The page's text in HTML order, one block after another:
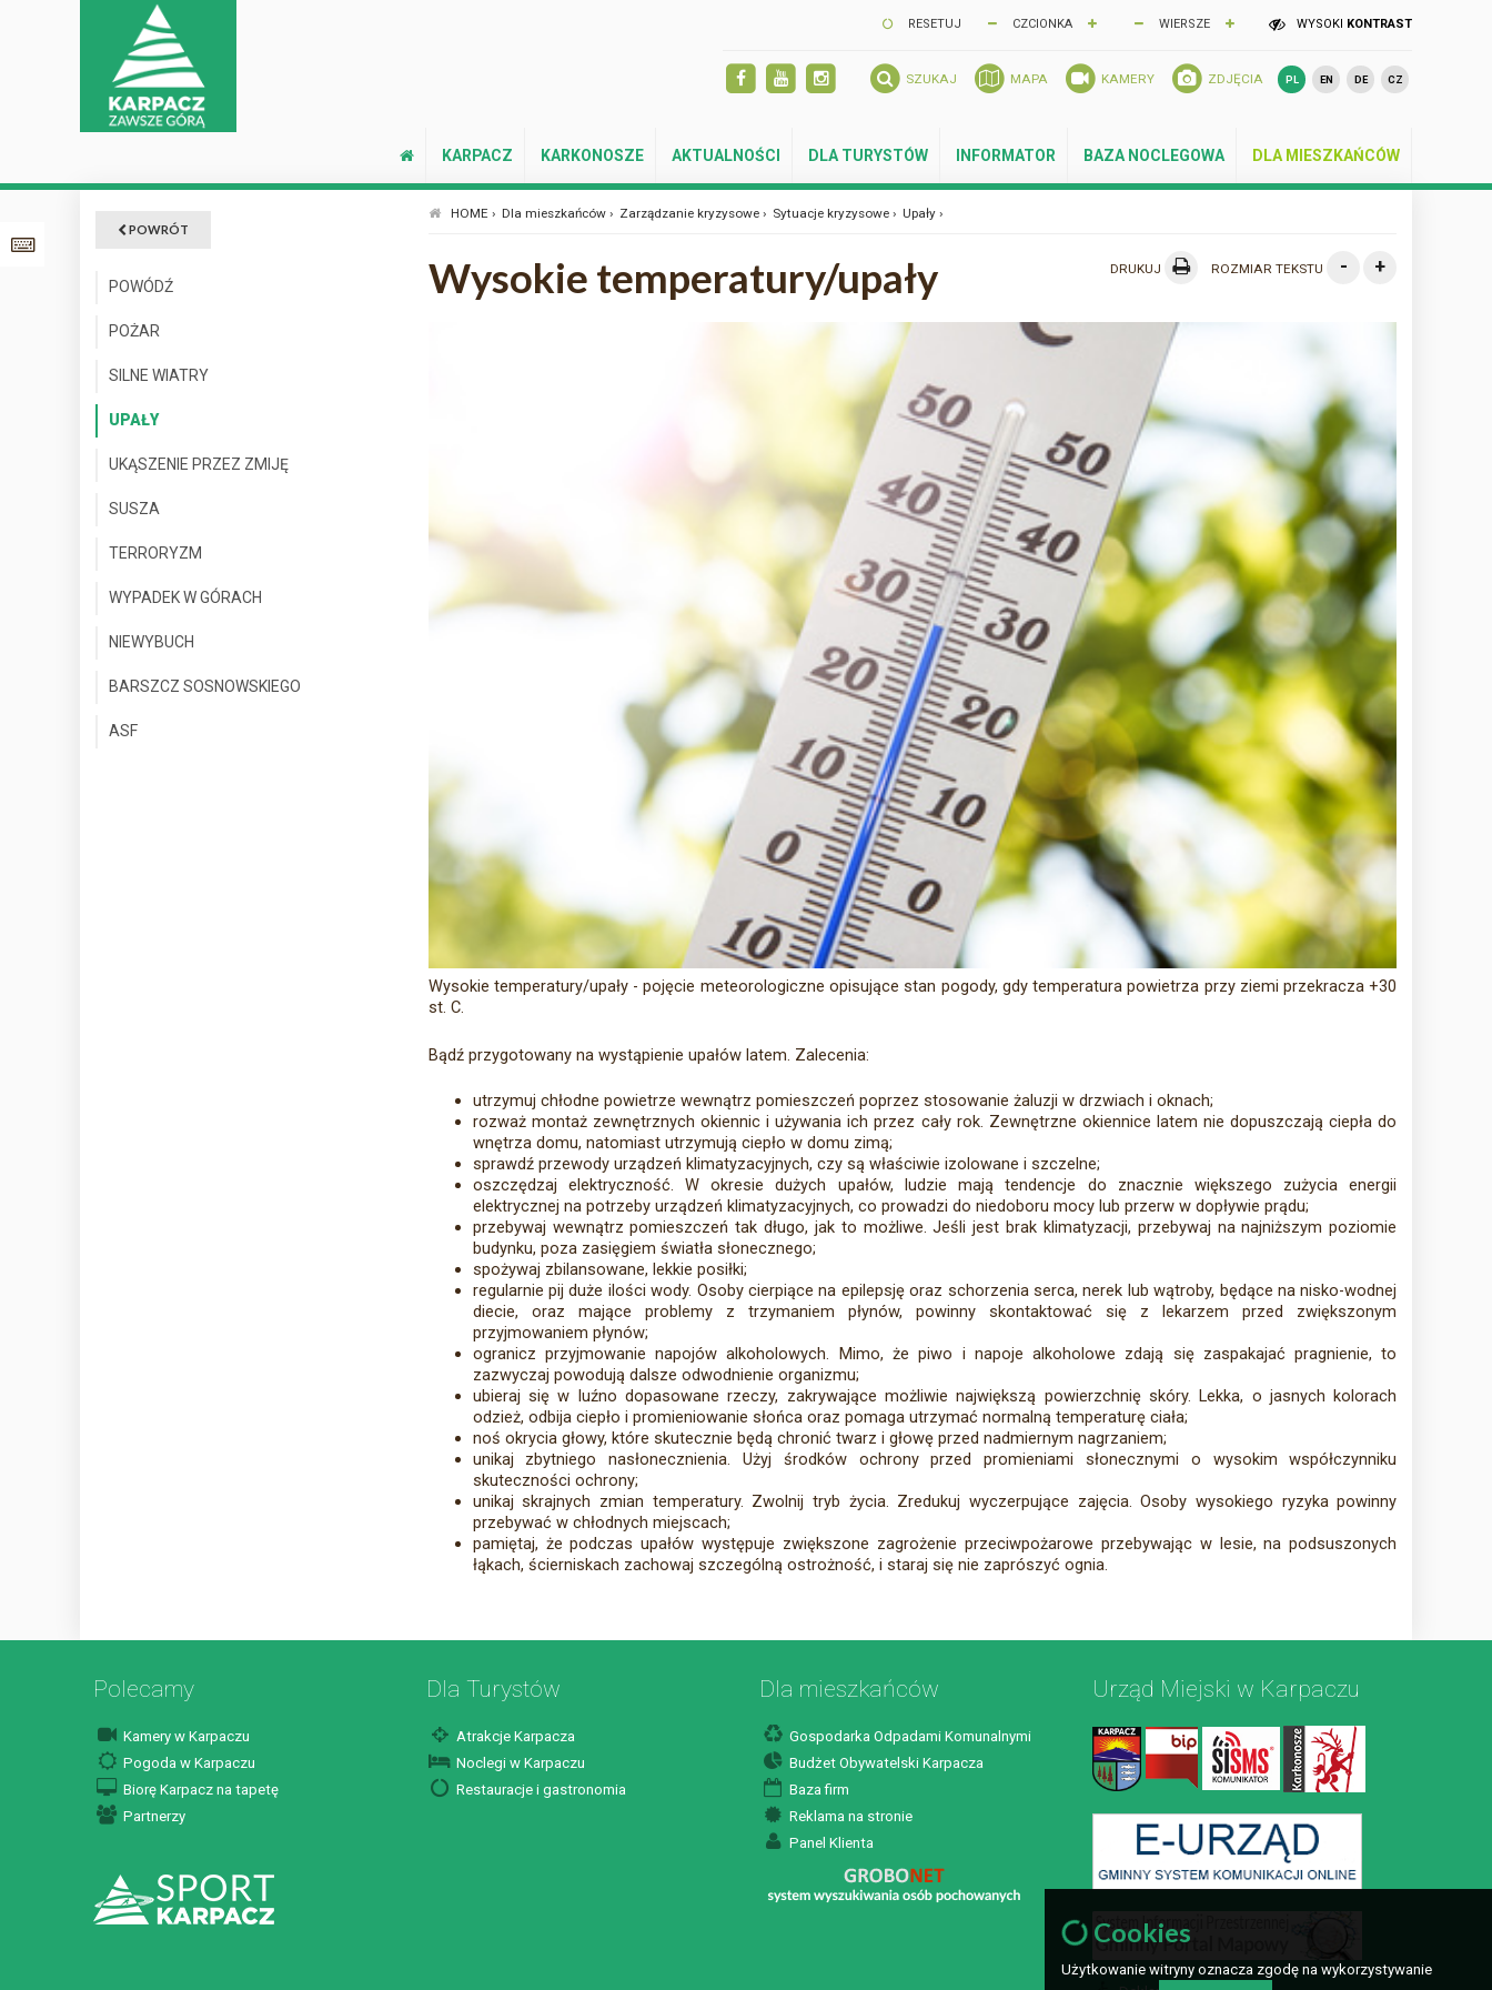
RESETUJ CZCIONKA WIERSZE WYSOKI KONTRAST
SZUKAJ MAPA KAMERY ZDJĘCIA PL EN DE CZ
KARPACZ KARKONOSZE AKTUALNOŚCI DLA TURYSTÓW INFORMATOR BAZA NOCLEGOWA DLA MIESZKAŃCÓW
POWRÓT
POWÓDŹ
POŻAR
SILNE WIATRY
UPAŁY
UKĄSZENIE PRZEZ ZMIJĘ
SUSZA
TERRORYZM
WYPADEK W GÓRACH
NIEWYBUCH
BARSZCZ SOSNOWSKIEGO
ASF
HOME › Dla mieszkańców › Zarządzanie kryzysowe › Sytuacje kryzysowe › Upały ›
DRUKUJ ROZMIAR TEKSTU - +
Wysokie temperatury/upały
Wysokie temperatury/upały - pojęcie meteorologiczne opisujące stan pogody, gdy temperatura powietrza przy ziemi przekracza +30
st. C.
Bądź przygotowany na wystąpienie upałów latem. Zalecenia:
utrzymuj chłodne powietrze wewnątrz pomieszczeń poprzez stosowanie żaluzji w drzwiach i oknach;
rozważ montaż zewnętrznych okiennic i używania ich przez cały rok. Zewnętrzne okiennice latem nie dopuszczają ciepła do
wnętrza domu, natomiast utrzymują ciepło w domu zimą;
sprawdź przewody urządzeń klimatyzacyjnych, czy są właściwie izolowane i szczelne;
oszczędzaj elektryczność. W okresie dużych upałów, ludzie mają tendencje do znacznie większego zużycia energii
elektrycznej na potrzeby urządzeń klimatyzacyjnych, co prowadzi do niedoboru mocy lub przerw w dopływie prądu;
przebywaj wewnątrz pomieszczeń tak długo, jak to możliwe. Jeśli jest brak klimatyzacji, przebywaj na najniższym poziomie
budynku, poza zasięgiem światła słonecznego;
spożywaj zbilansowane, lekkie posiłki;
regularnie pij duże ilości wody. Osoby cierpiące na epilepsję oraz schorzenia serca, nerek lub wątroby, będące na nisko-wodnej
diecie, oraz mające problemy z trzymaniem płynów, powinny skontaktować się z lekarzem przed zwiększonym
przyjmowaniem płynów;
ogranicz przyjmowanie napojów alkoholowych. Mimo, że piwo i napoje alkoholowe zdają się zaspakajać pragnienie, to
zazwyczaj powodują dalsze odwodnienie organizmu;
ubieraj się w luźno dopasowane rzeczy, zakrywające możliwie największą powierzchnię skóry. Lekka, o jasnych kolorach
odzież, odbija ciepło i promieniowanie słońca oraz pomaga utrzymać normalną temperaturę ciała;
noś okrycia głowy, które skutecznie będą chronić twarz i głowę przed nadmiernym nagrzaniem;
unikaj zbytniego nasłonecznienia. Użyj środków ochrony przed promieniami słonecznymi o wysokim współczynniku
skuteczności ochrony;
unikaj skrajnych zmian temperatury. Zwolnij tryb życia. Zredukuj wyczerpujące zajęcia. Osoby wysokiego ryzyka powinny
przebywać w chłodnych miejscach;
pamiętaj, że podczas upałów występuje zwiększone zagrożenie przeciwpożarowe przebywając w lesie, na podsuszonych
łąkach, ścierniskach zachowaj szczególną ostrożność, i staraj się nie zaprószyć ognia.
Polecamy
Kamery w Karpaczu
Pogoda w Karpaczu
Biorę Karpacz na tapetę
Partnerzy
Dla Turystów
Atrakcje Karpacza
Noclegi w Karpaczu
Restauracje i gastronomia
Dla mieszkańców
Gospodarka Odpadami Komunalnymi
Budżet Obywatelski Karpacza
Baza firm
Reklama na stronie
Panel Klienta
Urząd Miejski w Karpaczu
Cookies
Użytkowanie witryny oznacza zgodę na wykorzystywanie